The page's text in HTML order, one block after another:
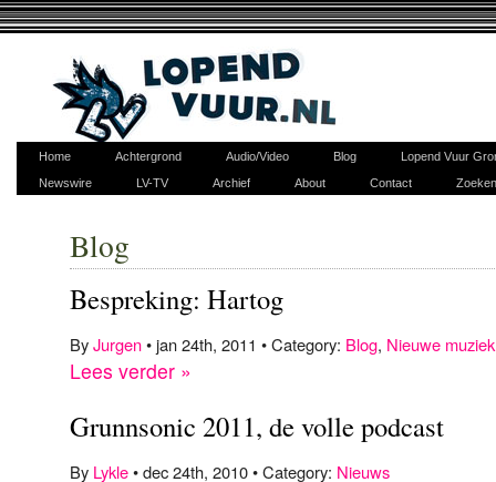
Home Achtergrond Audio/Video Blog
Lopend Vuur
Newswire
LV-TV Archief About Contact Zoeken
Blog
Bespreking: Hartog
ByJurgen• jan 24th, 2011 • Category: Blog, Nieuwe muziek
Lees verder »
Grunnsonic 2011, de volle podcast
By Lykle• dec 24th, 2010 • Category: Nieuws